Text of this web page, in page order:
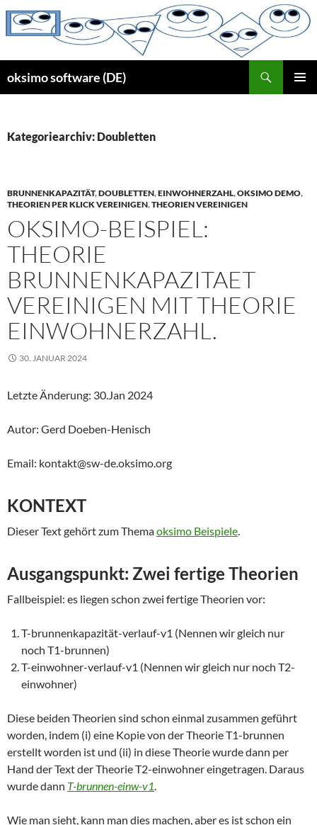
Zum
Inhalt
oksimo software (DE)
Kategoriearchiv: Doubletten
BRUNNENKAPAZITÄT,DOUBLETTEN,EINWOHNERZAHL,OKSIMO DEMO,
THEORIEN PER KLICK VEREINIGEN,THEORIEN VEREINIGEN
OKSIMO-BEISPIEL:
THEORIE
BRUNNENKAPAZITAET
VEREINIGEN MIT THEORIE
EINWOHNERZAHL.
30. JANUAR 2024
Letzte Änderung: 30.Jan 2024
Autor: Gerd Doeben-Henisch
Email: kontakt@sw-de.oksimo.org
KONTEXT
Dieser Text gehört zum Themaoksimo Beispiele.
Ausgangspunkt: Zwei fertige Theorien
Fallbeispiel: es liegen schon zwei fertige Theorien vor:
T-brunnenkapazität-verlauf-v1 (Nennen wir gleich nur
noch T1-brunnen)
T-einwohner-verlauf-v1 (Nennen wir gleich nur noch T2-
einwohner)
Diese beiden Theorien sind schon einmal zusammen geführt
worden, indem (i) eine Kopie von der Theorie T1-brunnen
erstellt worden ist und (ii) in diese Theorie wurde dann per
Hand der Text der Theorie T2-einwohner eingetragen. Daraus
wurde dann T-brunnen-einw-v1.
Wie man sieht, kann man dies machen, aber es ist schon ein